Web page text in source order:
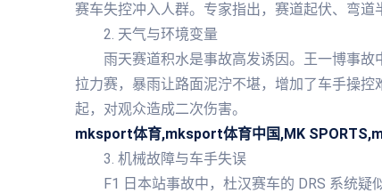
赛车失控冲入人群。专家指出，赛道起伏、弯道
2. 天气与环境变量
雨天赛道积水是事故高发诱因。王一博事故
拉力赛，暴雨让路面泥泞不堪，增加了车手操
起，对观众造成二次伤害。
mksport体育,mksport体育中国,MK
3. 机械故障与车手失误
F1 日本站事故中，杜汉赛车的 DRS 系统